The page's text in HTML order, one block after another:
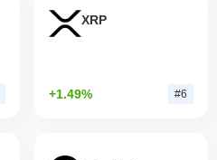
XRP
+1.49% #6